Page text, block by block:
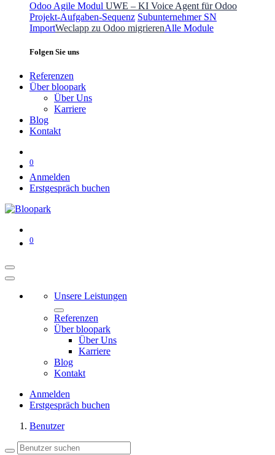
Odoo Agile Modul UWE – KI Voice Agent für Odoo
Projekt-Aufgaben-Sequenz Subunternehmer SN
ImportWeclapp zu Odoo migrierenAlle Module
Folgen Sie uns
Referenzen
Über bloopark
Über Uns
Karriere
Blog
Kontakt
0
Anmelden
Erstgespräch buchen
0
Unsere Leistungen
Referenzen
Über bloopark
Über Uns
Karriere
Blog
Kontakt
Anmelden
Erstgespräch buchen
Benutzer